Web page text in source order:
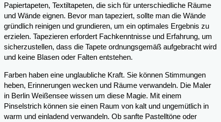
Papiertapeten, Textiltapeten, die sich für unterschiedliche Räume
und Wände eignen. Bevor man tapeziert, sollte man die Wände
gründlich reinigen und grundieren, um ein optimales Ergebnis zu
erzielen. Tapezieren erfordert Fachkenntnisse und Erfahrung, um
sicherzustellen, dass die Tapete ordnungsgemäß aufgebracht wird
und keine Blasen oder Falten entstehen.
Farben haben eine unglaubliche Kraft. Sie können Stimmungen
heben, Erinnerungen wecken und Räume verwandeln. Die Maler
in Berlin Weißensee wissen um diese Magie. Mit einem
Pinselstrich können sie einen Raum von kalt und ungemütlich in
warm und einladend verwandeln. Ob sanfte Pastelltöne oder